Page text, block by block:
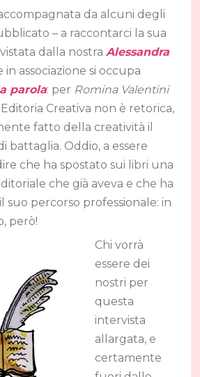
accompagnata da alcuni degli
– a raccontarci la sua
dalla nostraAlessandra
in associazione si occupa
parola: per Romina Valentini
Creativa non è retorica,
fatto della creatività il
battaglia. Oddio, a essere
che ha spostato sui libri una
che già aveva e che ha
suo percorso professionale: in
però!
Chi vorrà
essere dei
nostri per
questa
intervista
allargata, e
certamente